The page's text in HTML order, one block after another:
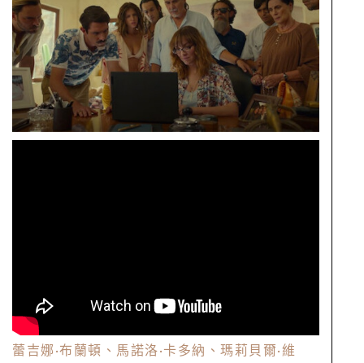
蕾吉娜 ·布蘭頓、馬諾洛·卡多納、瑪莉貝爾·維